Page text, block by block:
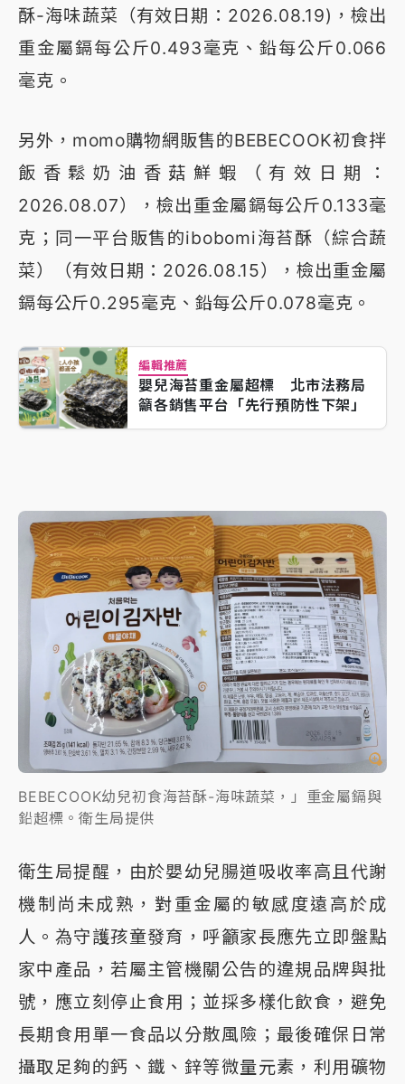
酥-海味蔬菜（有效日期：2026.08.19)，檢出
重金屬鎘每公斤0.493毫克、鉛每公斤0.066
毫克。
另外，momo購物網販售的BEBECOOK初食拌
飯香鬆奶油香菇鮮蝦（有效日期：
2026.08.07），檢出重金屬鎘每公斤0.133毫
克；同一平台販售的ibobomi海苔酥（綜合蔬
菜）（有效日期：2026.08.15），檢出重金屬
鎘每公斤0.295毫克、鉛每公斤0.078毫克。
編輯推薦
嬰兒海苔重金屬超標 北市法務局
籲各銷售平台「先行預防性下架」
BEBECOOK幼兒初食海苔酥-海味蔬菜，」重金屬鎘與
鉛超標。衛生局提供
衛生局提醒，由於嬰幼兒腸道吸收率高且代謝
機制尚未成熟，對重金屬的敏感度遠高於成
人。為守護孩童發育，呼籲家長應先立即盤點
家中產品，若屬主管機關公告的違規品牌與批
號，應立刻停止食用；並採多樣化飲食，避免
長期食用單一食品以分散風險；最後確保日常
攝取足夠的鈣、鐵、鋅等微量元素，利用礦物